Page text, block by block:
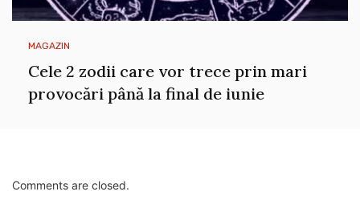
MAGAZIN
Cele 2 zodii care vor trece prin mari
provocări până la final de iunie
Comments are closed.